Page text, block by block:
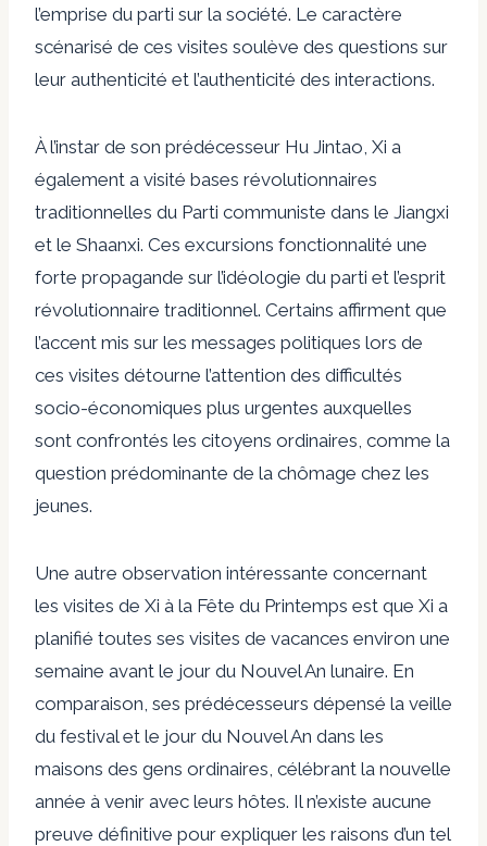
l’emprise du parti sur la société. Le caractère
scénarisé de ces visites soulève des questions sur
leur authenticité et l’authenticité des interactions.
À l’instar de son prédécesseur Hu Jintao, Xi a
également a visité bases révolutionnaires
traditionnelles du Parti communiste dans le Jiangxi
et le Shaanxi. Ces excursions fonctionnalité une
forte propagande sur l’idéologie du parti et l’esprit
révolutionnaire traditionnel. Certains affirment que
l’accent mis sur les messages politiques lors de
ces visites détourne l’attention des difficultés
socio-économiques plus urgentes auxquelles
sont confrontés les citoyens ordinaires, comme la
question prédominante de la chômage chez les
jeunes.
Une autre observation intéressante concernant
les visites de Xi à la Fête du Printemps est que Xi a
planifié toutes ses visites de vacances environ une
semaine avant le jour du Nouvel An lunaire. En
comparaison, ses prédécesseurs dépensé la veille
du festival et le jour du Nouvel An dans les
maisons des gens ordinaires, célébrant la nouvelle
année à venir avec leurs hôtes. Il n’existe aucune
preuve définitive pour expliquer les raisons d’un tel